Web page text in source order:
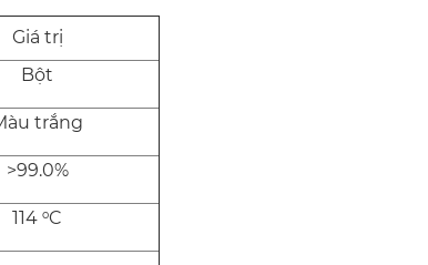
Giá trị
Bột
trắng
>99.0%
114 oC